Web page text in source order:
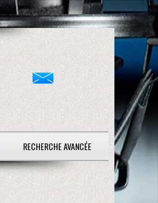
RECHERCHE AVANCÉE